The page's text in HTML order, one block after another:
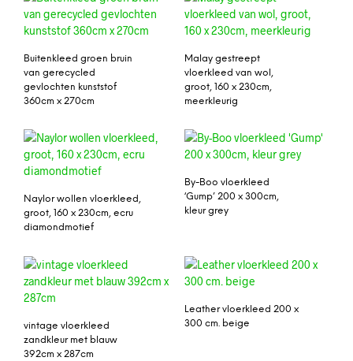
Buitenkleed groen bruin
van gerecycled
gevlochten kunststof
360cm x 270cm
Malay gestreept
vloerkleed van wol,
groot, 160 x 230cm,
meerkleurig
Naylor wollen vloerkleed,
groot, 160 x 230cm, ecru
diamondmotief
By-Boo vloerkleed
‘Gump’ 200 x 300cm,
kleur grey
vintage vloerkleed
zandkleur met blauw
392cm x 287cm
Leather vloerkleed 200 x
300 cm. beige